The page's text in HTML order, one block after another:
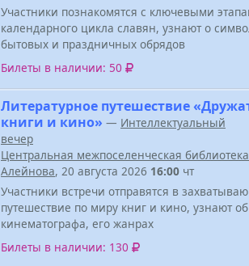
Участники познакомятся с ключевыми
календарного цикла славян, узнают о
бытовых и праздничных обрядов
Билеты в наличии: 50
Литературное путешествие
книги и кино» — Интеллектуальный
вечер
Центральная межпоселенческая
Алейнова, 20 августа 2026 16:00 чт
Участники встречи отправятся в
путешествие по миру книг и кино, узнают
кинематографа, его жанрах
Билеты в наличии: 130